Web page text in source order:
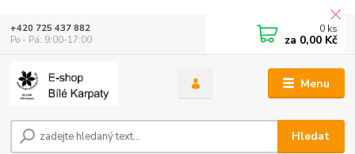
Menu
Hledat
+420 725 437 882
Po - Pá: 9:00-17:00
0 ks
za 0,00 Kč